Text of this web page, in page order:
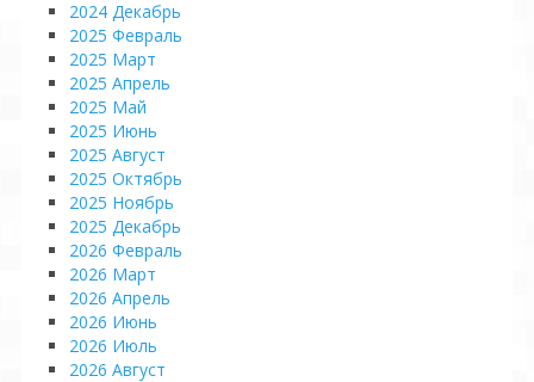
2024 Декабрь
2025 Февраль
2025 Март
2025 Апрель
2025 Май
2025 Июнь
2025 Август
2025 Октябрь
2025 Ноябрь
2025 Декабрь
2026 Февраль
2026 Март
2026 Апрель
2026 Июнь
2026 Июль
2026 Август